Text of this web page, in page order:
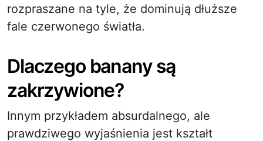
rozpraszane na tyle, że dominują dłuższe
fale czerwonego światła.
Dlaczego banany są
zakrzywione?
Innym przykładem absurdalnego, ale
prawdziwego wyjaśnienia jest kształt